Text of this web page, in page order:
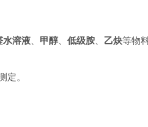
水溶液 甲醇、 低级胺 乙炔等物
定。